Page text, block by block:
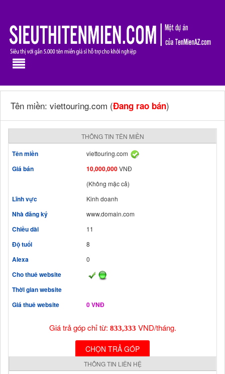
Tên miền: viettouring.com (Đang rao bán)
THÔNG TIN TÊN MIỀN
Tên miền viettouring.com
Giá bán 10,000,000VNĐ
(Không mặc cả)
Lĩnh vực Kinh doanh
Nhà đăng ký www.domain.com
Chiều dài 11
Độ tuổi 8
Alexa 0
Cho thuê website
Thời gian website
Giá thuê website
0 VNĐ
Giá trả góp chỉ từ: 833,333 VND/tháng.
CHỌN TRẢ GÓP
THÔNG TIN LIÊN HỆ